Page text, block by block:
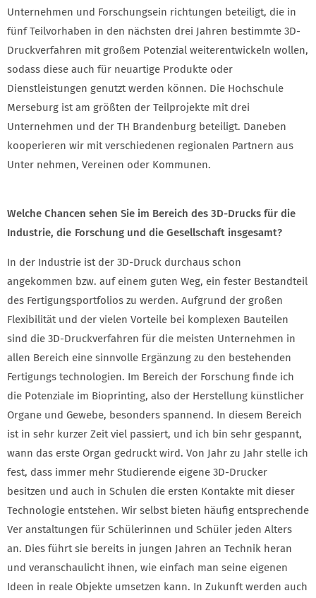
Unternehmen und Forschungsein richtungen beteiligt, die in
fünf Teilvorhaben in den nächsten drei Jahren bestimmte 3D-
Druckverfahren mit großem Potenzial weiterentwickeln wollen,
sodass diese auch für neuartige Produkte oder
Dienstleistungen genutzt werden können. Die Hochschule
Merseburg ist am größten der Teilprojekte mit drei
Unternehmen und der TH Brandenburg beteiligt. Daneben
kooperieren wir mit verschiedenen regionalen Partnern aus
Unter nehmen, Vereinen oder Kommunen.
Welche Chancen sehen Sie im Bereich des 3D-Drucks für die
Industrie, die Forschung und die Gesellschaft insgesamt?
In der Industrie ist der 3D-Druck durchaus schon
angekommen bzw. auf einem guten Weg, ein fester Bestandteil
des Fertigungsportfolios zu werden. Aufgrund der großen
Flexibilität und der vielen Vorteile bei komplexen Bauteilen
sind die 3D-Druckverfahren für die meisten Unternehmen in
allen Bereich eine sinnvolle Ergänzung zu den bestehenden
Fertigungs technologien. Im Bereich der Forschung finde ich
die Potenziale im Bioprinting, also der Herstellung künstlicher
Organe und Gewebe, besonders spannend. In diesem Bereich
ist in sehr kurzer Zeit viel passiert, und ich bin sehr gespannt,
wann das erste Organ gedruckt wird. Von Jahr zu Jahr stelle ich
fest, dass immer mehr Studierende eigene 3D-Drucker
besitzen und auch in Schulen die ersten Kontakte mit dieser
Technologie entstehen. Wir selbst bieten häufig entsprechende
Ver anstaltungen für Schülerinnen und Schüler jeden Alters
an. Dies führt sie bereits in jungen Jahren an Technik heran
und veranschaulicht ihnen, wie einfach man seine eigenen
Ideen in reale Objekte umsetzen kann. In Zukunft werden auch